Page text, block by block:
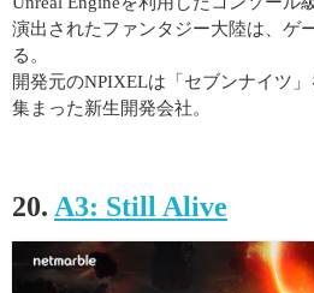
演出されたファンタジー大陸は、ゲ
る。
開発元のNPIXELは「セブンナイツ
集まった新生開発会社。
20. A3: Still Alive